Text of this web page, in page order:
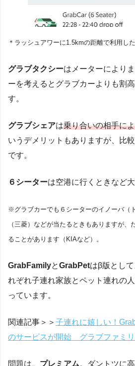
＊ラッシュアワーに1.5kmの距離で利用し
グラブタクシーはメーターにより
ーを考えるとグラブカーよりも割
す。
グラブシェアは乗り合いの相手に
いうデメリットもありますが、比
です。
６シーターは空港に行くときなど
※グラブカーでも６シーターのイノーバ（
（三菱）などが当たるときもありますが
ることがあります（KIAなど）。
GrabFamilyとGrabPetはβ版とし
れぞれ子連れ家族とペット連れの
っています。
関連記事＞＞ 子連れに嬉しい！
のサービスが開始 グラブファミ
問題は、 プレミアム。ダントツに